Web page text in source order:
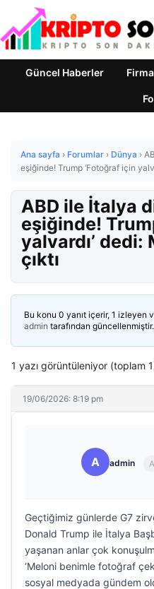
Güncel Haberler
Ana sayfa › Forumlar › Dünya ›
eşiğinde! Trump ‘Fotoğraf için
ABD ile İtalya
eşiğinde!
yalvardı’
çıktı
Bu konu 0 yanıt içerir, 1 izleyen
admin tarafından güncellenmiştir.
1 yazı görüntüleniyor (toplam
19/06/2026: 8:19 pm
A admin
Geçtiğimiz günlerde G7
Donald Trump ile İtalya
yaşanan anlar çok
‘Meloni benimle fotoğraf
sosyal medyada gündem